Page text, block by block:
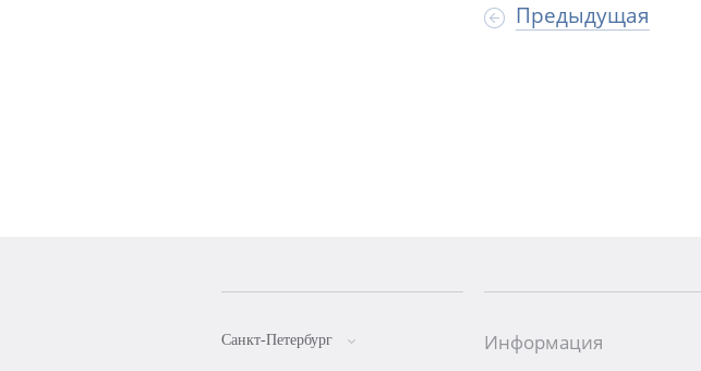
Предыдущая
Санкт-Петербург Информация